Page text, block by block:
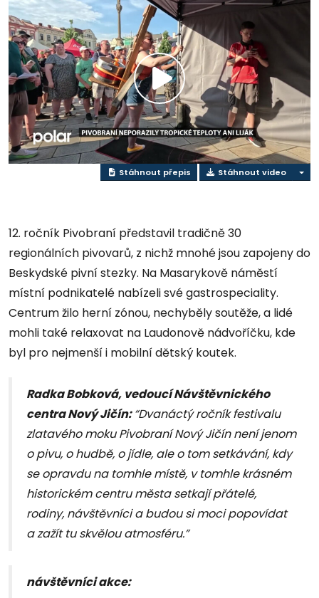
Přehrát
video
Stáhnout přepis Stáhnout video
12. ročník Pivobraní představil tradičně 30
regionálních pivovarů, z nichž mnohé jsou zapojeny do
Beskydské pivní stezky. Na Masarykově náměstí
místní podnikatelé nabízeli své gastrospeciality.
Centrum žilo herní zónou, nechyběly soutěže, a lidé
mohli také relaxovat na Laudonově nádvoříčku, kde
byl pro nejmenší i mobilní dětský koutek.
Radka Bobková, vedoucí Návštěvnického
centra Nový Jičín:“Dvanáctý ročník festivalu
zlatavého moku Pivobraní Nový Jičín není jenom
o pivu, o hudbě, o jídle, ale o tom setkávání, kdy
se opravdu na tomhle místě, v tomhle krásném
historickém centru města setkají přátelé,
rodiny, návštěvníci a budou si moci popovídat
a zažít tu skvělou atmosféru.”
návštěvníci akce: